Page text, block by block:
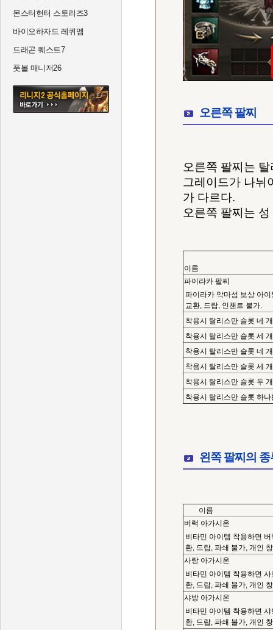
몬스터헌터 스토리즈3
바이오하자드 레퀴엠
드래곤 퀘스트7
풋볼 매니저26
오른쪽 팔찌
오른쪽 팔찌는
그레이드가 나뉘
가 다르다.
오른쪽 팔찌는
이름
파이라카 팔찌
파이라카 악마섬 보상 아
교환, 드랍, 인챈트 불가.
착용시 탈리스만 슬롯 네
착용시 탈리스만 슬롯 세
착용시 탈리스만 슬롯 네
착용시 탈리스만 슬롯 세
착용시 탈리스만 슬롯 두
착용시 탈리스만 슬롯 하
왼쪽 팔찌의 종
이름
버럭 아가시온
비타민 아이템 착용하면
환, 드랍, 파쇄 불가, 개인
사랑 아가시온
비타민 아이템 착용하면
환, 드랍, 파쇄 불가, 개인
샤방 아가시온
비타민 아이템 착용하면
환, 드랍, 파쇄 불가, 개인